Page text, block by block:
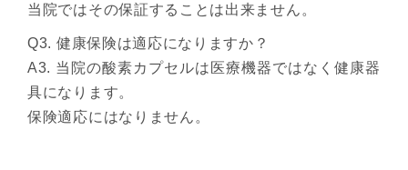
当院ではその保証することは出来ません。
Q3. 健康保険は適応になりますか？
A3. 当院の酸素カプセルは医療機器ではなく健康器
具になります。
保険適応にはなりません。